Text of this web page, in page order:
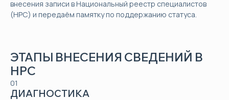
внесения записи в Национальный реестр специалистов
(НРС) и передаём памятку по поддержанию статуса.
ЭТАПЫ ВНЕСЕНИЯ СВЕДЕНИЙ В
НРС
01
ДИАГНОСТИКА